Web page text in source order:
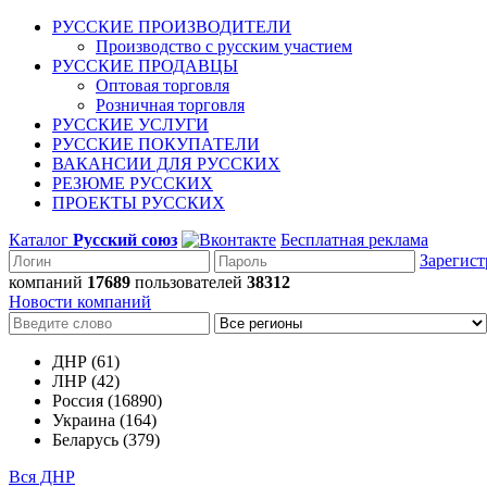
РУССКИЕ ПРОИЗВОДИТЕЛИ
Производство с русским участием
РУССКИЕ ПРОДАВЦЫ
Оптовая торговля
Розничная торговля
РУССКИЕ УСЛУГИ
РУССКИЕ ПОКУПАТЕЛИ
ВАКАНСИИ ДЛЯ РУССКИХ
РЕЗЮМЕ РУССКИХ
ПРОЕКТЫ РУССКИХ
Каталог Русский союз
Бесплатная реклама
компаний 17689 пользователей 38312
Новости компаний
ДНР (61)
ЛНР (42)
Россия (16890)
Украина (164)
Беларусь (379)
Вся ДНР